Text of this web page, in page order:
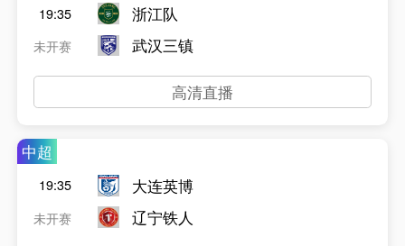
19:35
未开赛
浙江队
武汉三镇
高清直播
中超
19:35
未开赛
大连英博
辽宁铁人